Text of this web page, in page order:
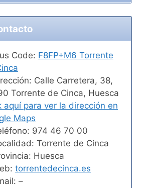
Code: F8FP+M6 Torrente
Calle Carretera, 38,
Torrente de Cinca, Huesca
aquí para ver la dirección en
Maps
974 46 70 00
Torrente de Cinca
Huesca
torrentedecinca.es
–